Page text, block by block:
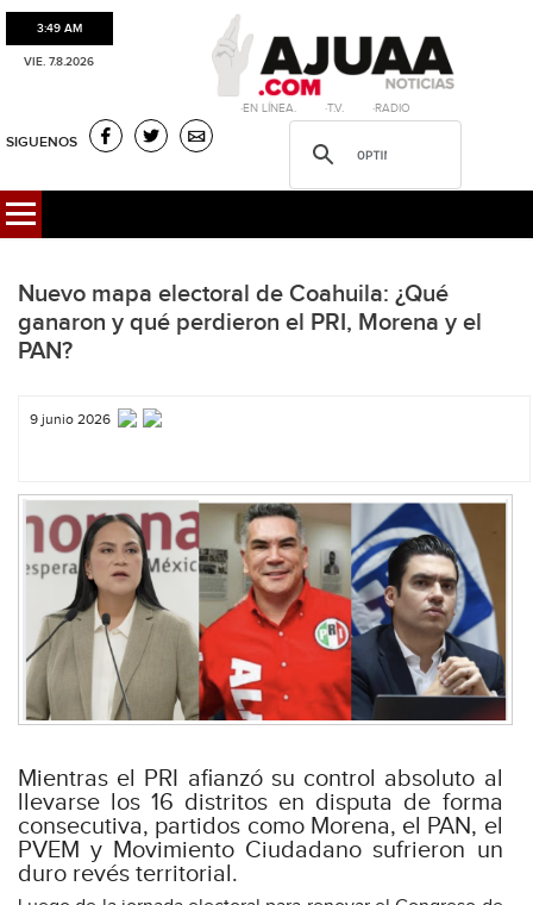
3:49 AM
VIE. 7.8.2026
·EN LÍNEA. ·T.V. ·RADIO
SIGUENOS
Nuevo mapa electoral de Coahuila: ¿Qué
ganaron y qué perdieron el PRI, Morena y el
PAN?
9 junio 2026
Mientras el PRI afianzó su control absoluto al
llevarse los 16 distritos en disputa de forma
consecutiva, partidos como Morena, el PAN, el
PVEM y Movimiento Ciudadano sufrieron un
duro revés territorial.